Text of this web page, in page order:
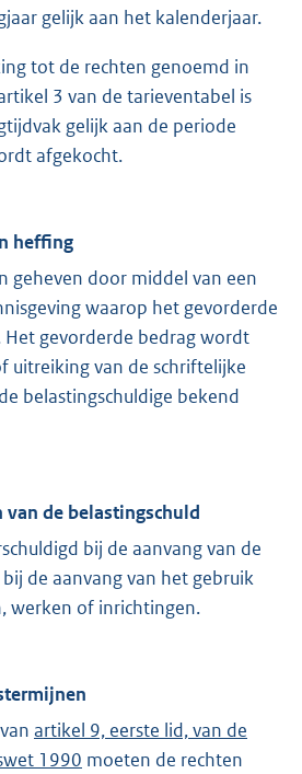
gelijk aan het kalenderjaar.
tot de rechten genoemd in
3 van de tarieventabel is
gelijk aan de periode
afgekocht.
heffing
geheven door middel van een
waarop het gevorderde
Het gevorderde bedrag wordt
uitreiking van de schriftelijke
belastingschuldige bekend
de belastingschuld
bij de aanvang van de
de aanvang van het gebruik
werken of inrichtingen.
artikel 9, eerste lid, van de
1990 moeten de rechten